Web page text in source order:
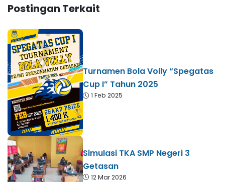
Postingan Terkait
Turnamen Bola Volly “Spegatas
Cup I” Tahun 2025
1 Feb 2025
Simulasi TKA SMP Negeri 3
Getasan
12 Mar 2026